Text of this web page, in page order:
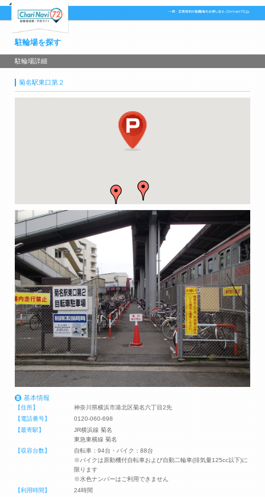
駐輪場を探す
駐輪場詳細
菊名駅東口第２
基本情報
【住所】
神奈川県横浜市港北区菊名六丁目2先
【電話番号】
0120-060-698
【最寄駅】
JR横浜線 菊名
東急東横線 菊名
【収容台数】
自転車：94台・バイク：88台
※バイクは原動機付自転車および自動二輪車(排気量125cc以下)に
限ります
※水色ナンバーはご利用できません
【利用時間】
24時間